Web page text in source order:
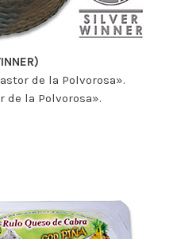
de la Polvorosa».
de la Polvorosa».